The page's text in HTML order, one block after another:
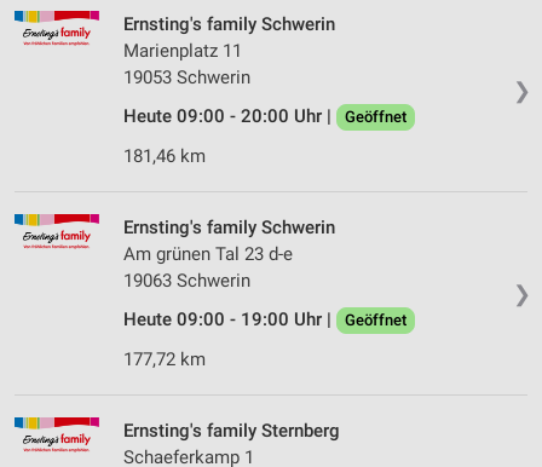
❯
Ernsting's family Schwerin
Marienplatz 11
19053 Schwerin
Heute 09:00 - 20:00 Uhr |
Geöffnet
181,46 km
❯
Ernsting's family Schwerin
Am grünen Tal 23 d-e
19063 Schwerin
Heute 09:00 - 19:00 Uhr |
Geöffnet
177,72 km
Ernsting's family Sternberg
Schaeferkamp 1